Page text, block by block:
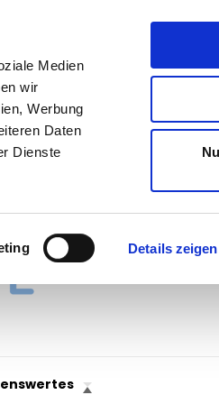
Medien
wir
Werbung
Daten
Dienste
Details zeigen